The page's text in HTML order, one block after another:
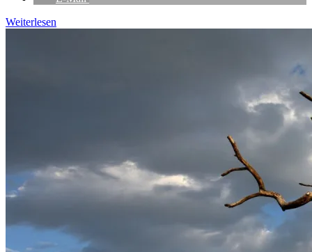
Weiterlesen